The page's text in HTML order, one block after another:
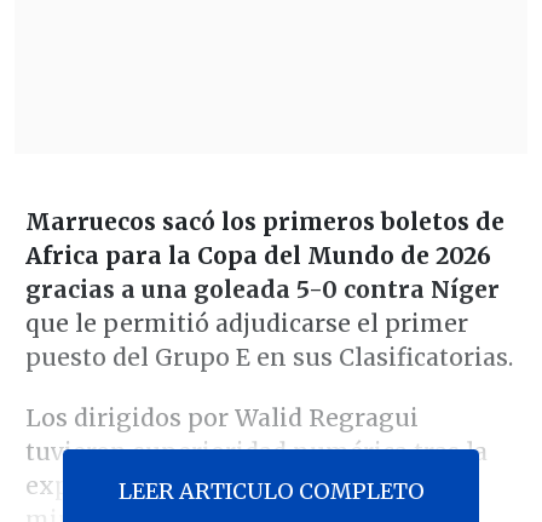
Marruecos sacó los primeros boletos de
Africa para la Copa del Mundo de 2026
gracias a una goleada 5-0 contra Níger
que le permitió adjudicarse el primer
puesto del Grupo E en sus Clasificatorias.
Los dirigidos por Walid Regragui
tuvieron superioridad numérica tras la
expulsión de Abdoul-Latif Goumey al
LEER ARTICULO COMPLETO